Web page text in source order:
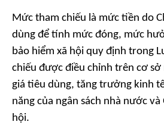
Mức tham chiếu là mức tiền do
dùng để tính mức đóng, mức
bảo hiểm xã hội quy định trong
chiếu được điều chỉnh trên cơ sở
giá tiêu dùng, tăng trưởng kinh
năng của ngân sách nhà nước và
hội.